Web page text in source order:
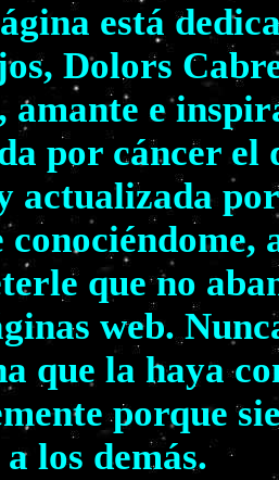
está
Dolors
amante e
por cáncer el
actualizada
conociéndome,
que no
web.
que la haya
porque
los demás.